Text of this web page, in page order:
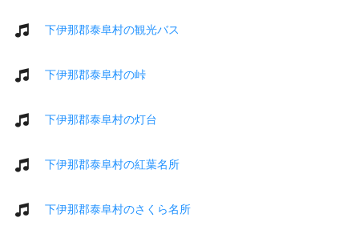
下伊那郡泰阜村の観光バス
下伊那郡泰阜村の峠
下伊那郡泰阜村の灯台
下伊那郡泰阜村の紅葉名所
下伊那郡泰阜村のさくら名所